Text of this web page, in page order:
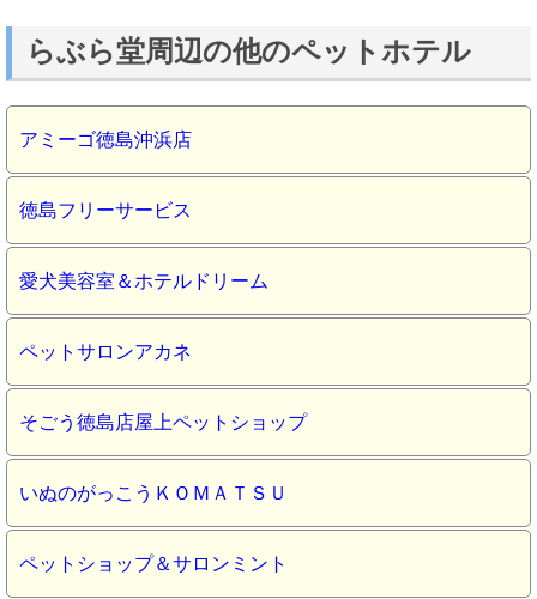
らぶら堂周辺の他のペットホテル
アミーゴ徳島沖浜店
徳島フリーサービス
愛犬美容室＆ホテルドリーム
ペットサロンアカネ
そごう徳島店屋上ペットショップ
いぬのがっこうＫＯＭＡＴＳＵ
ペットショップ＆サロンミント